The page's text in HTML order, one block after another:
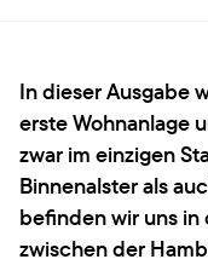
In dieser Ausgabe
erste Wohnanlage
zwar im einzigen
Binnenalster als
befinden wir uns
zwischen der